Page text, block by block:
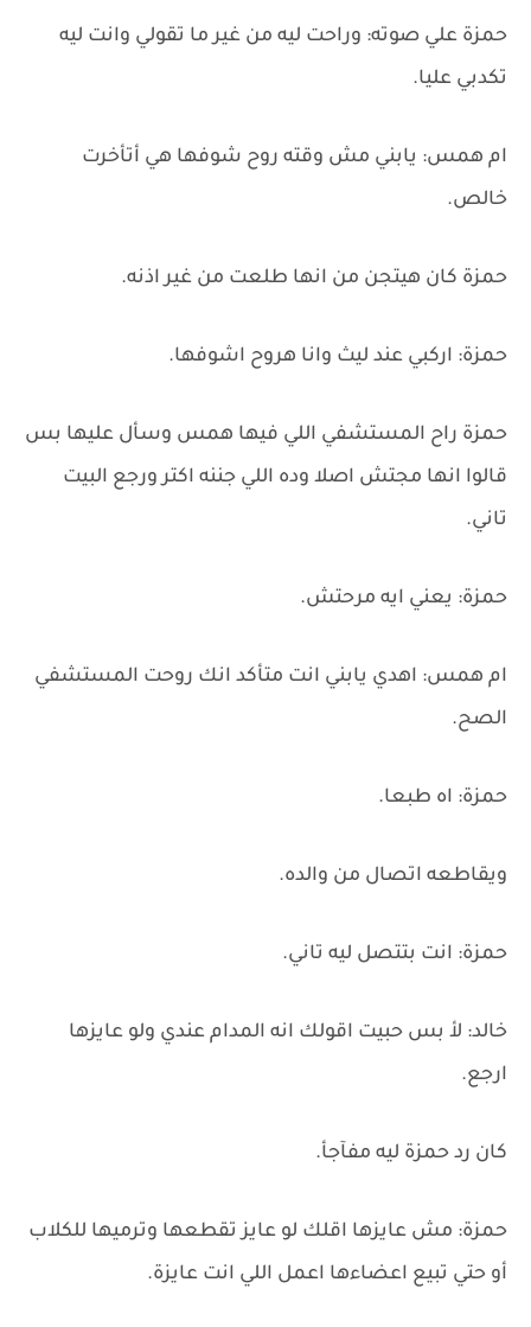
حمزة علي صوته: وراحت ليه من غير ما تقولي وانت ليه
تكدبي عليا.
ام همس: يابني مش وقته روح شوفها هي أتأخرت
خالص.
حمزة كان هيتجن من انها طلعت من غير اذنه.
حمزة: اركبي عند ليث وانا هروح اشوفها.
حمزة راح المستشفي اللي فيها همس وسأل عليها بس
قالوا انها مجتش اصلا وده اللي جننه اكتر ورجع البيت
تاني.
حمزة: يعني ايه مرحتش.
ام همس: اهدي يابني انت متأكد انك روحت المستشفي
الصح.
حمزة: اه طبعا.
ويقاطعه اتصال من والده.
حمزة: انت بتتصل ليه تاني.
خالد: لأ بس حبيت اقولك انه المدام عندي ولو عايزها
ارجع.
كان رد حمزة ليه مفآجأ.
حمزة: مش عايزها اقلك لو عايز تقطعها وترميها للكلاب
أو حتي تبيع اعضاءها اعمل اللي انت عايزة.